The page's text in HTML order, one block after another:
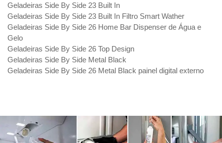
Geladeiras Side By Side 23 Built In
Geladeiras Side By Side 23 Built In Filtro Smart Wather
Geladeiras Side By Side 26 Home Bar Dispenser de Água e
Gelo
Geladeiras Side By Side 26 Top Design
Geladeiras Side By Side Metal Black
Geladeiras Side By Side 26 Metal Black painel digital externo